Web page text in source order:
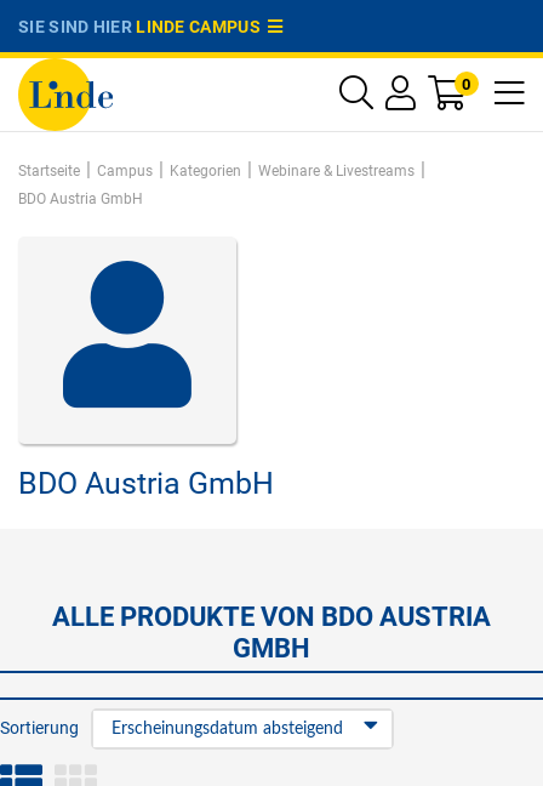
SIE SIND HIERLINDE CAMPUS
0
Startseite | Campus | Kategorien | Webinare & Livestreams |
BDO Austria GmbH
BDO Austria GmbH
ALLE PRODUKTE VON BDO AUSTRIA
GMBH
Sortierung Erscheinungsdatum absteigend